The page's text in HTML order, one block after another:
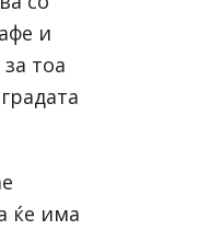
и
тоа
ќе има